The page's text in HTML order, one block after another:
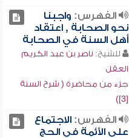
الفهرس: واجبنا
نحو الصحابة , اعتقاد
أهل السنة في الصحابة
للشيخ: ناصر بن عبد الكريم
العقل
جزء من محاضرة ( شرح السنة
[3])
الفهرس:الاجتماع
على الأئمة في الحج